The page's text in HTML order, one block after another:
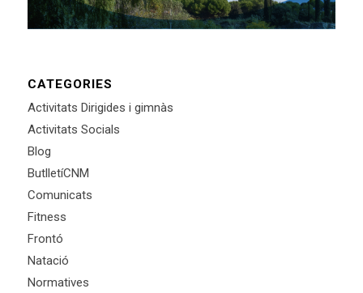
CATEGORIES
Activitats Dirigides i gimnàs
Activitats Socials
Blog
ButlletíCNM
Comunicats
Fitness
Frontó
Natació
Normatives